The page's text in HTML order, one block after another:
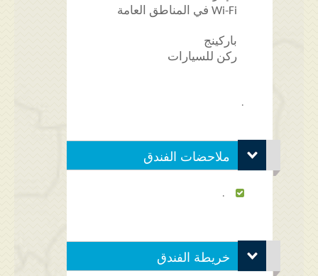
Wi-Fi في المناطق العامة
باركينج
ركن للسيارات
.
ملاحضات الفندق
.
خريطة الفندق